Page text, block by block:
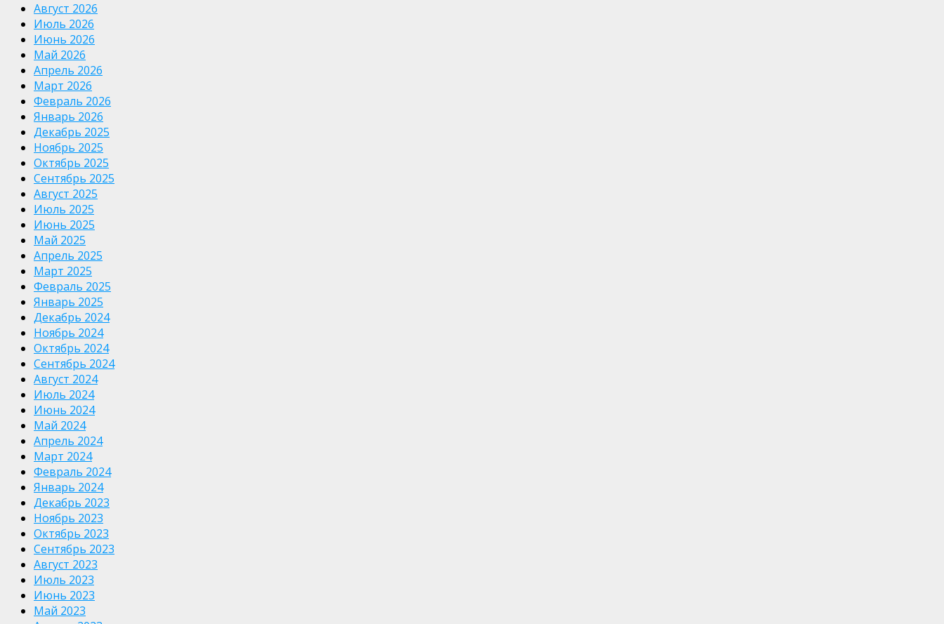
Август 2026
Июль 2026
Июнь 2026
Май 2026
Апрель 2026
Март 2026
Февраль 2026
Январь 2026
Декабрь 2025
Ноябрь 2025
Октябрь 2025
Сентябрь 2025
Август 2025
Июль 2025
Июнь 2025
Май 2025
Апрель 2025
Март 2025
Февраль 2025
Январь 2025
Декабрь 2024
Ноябрь 2024
Октябрь 2024
Сентябрь 2024
Август 2024
Июль 2024
Июнь 2024
Май 2024
Апрель 2024
Март 2024
Февраль 2024
Январь 2024
Декабрь 2023
Ноябрь 2023
Октябрь 2023
Сентябрь 2023
Август 2023
Июль 2023
Июнь 2023
Май 2023